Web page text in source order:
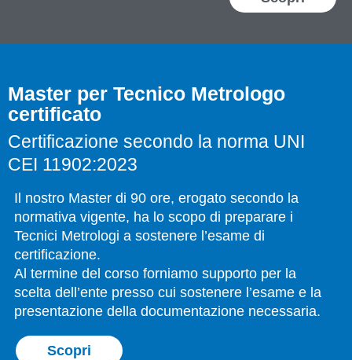
Master per Tecnico Metrologo
certificato
Certificazione secondo la norma UNI
CEI 11902:2023
Il nostro Master di 90 ore, erogato secondo la
normativa vigente, ha lo scopo di preparare i
Tecnici Metrologi a sostenere l’esame di
certificazione.
Al termine del corso forniamo supporto per la
scelta dell’ente presso cui sostenere l’esame e la
presentazione della documentazione necessaria.
Scopri